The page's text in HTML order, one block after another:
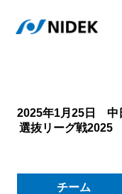
2025年1月25日 中
選抜リーグ戦
チーム